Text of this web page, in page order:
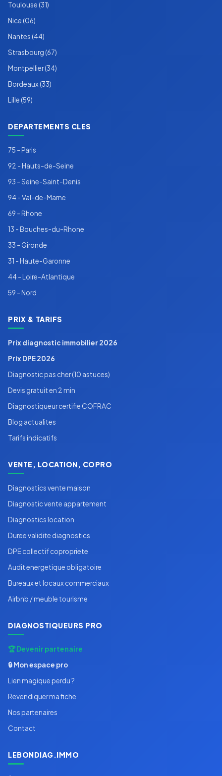
Toulouse (31)
Nice (06)
Nantes (44)
Strasbourg (67)
Montpellier (34)
Bordeaux (33)
Lille (59)
DEPARTEMENTS CLES
75 - Paris
92 - Hauts-de-Seine
93 - Seine-Saint-Denis
94 - Val-de-Marne
69 - Rhone
13 - Bouches-du-Rhone
33 - Gironde
31 - Haute-Garonne
44 - Loire-Atlantique
59 - Nord
PRIX & TARIFS
Prix diagnostic immobilier 2026
Prix DPE 2026
Diagnostic pas cher (10 astuces)
Devis gratuit en 2 min
Diagnostiqueur certifie COFRAC
Blog actualites
Tarifs indicatifs
VENTE, LOCATION, COPRO
Diagnostics vente maison
Diagnostic vente appartement
Diagnostics location
Duree validite diagnostics
DPE collectif copropriete
Audit energetique obligatoire
Bureaux et locaux commerciaux
Airbnb / meuble tourisme
DIAGNOSTIQUEURS PRO
🏆 Devenir partenaire
🔒 Mon espace pro
Lien magique perdu ?
Revendiquer ma fiche
Nos partenaires
Contact
LEBONDIAG.IMMO